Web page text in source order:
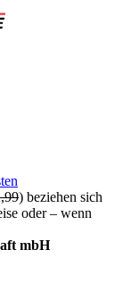
) beziehen sich
oder – wenn
mbH